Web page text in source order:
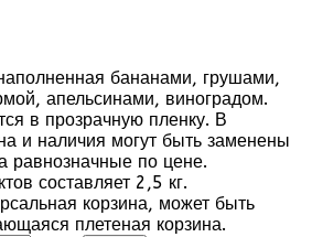
бананами, грушами,
апельсинами, виноградом.
в прозрачную пленку. В
и наличия могут быть заменены
равнозначные по цене.
составляет 2,5 кг.
корзина, может быть
плетеная корзина.